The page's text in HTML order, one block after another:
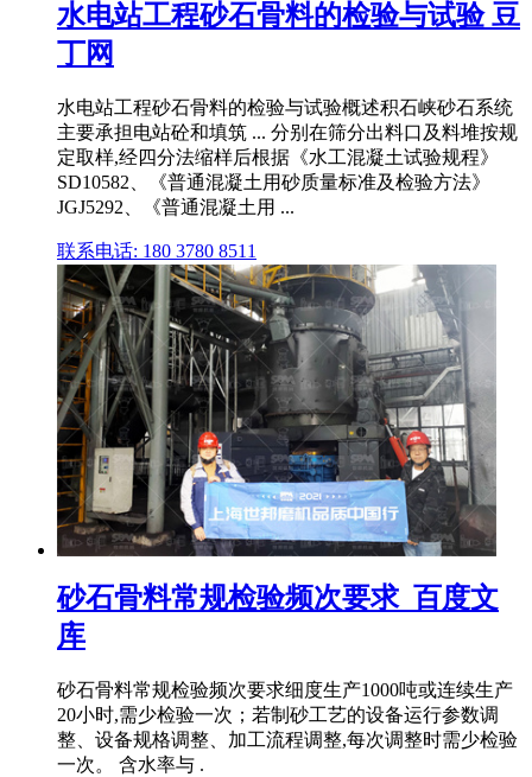
水电站工程砂石骨料的检验与试验 豆
丁网
水电站工程砂石骨料的检验与试验概述积石峡砂石系统
主要承担电站砼和填筑 ... 分别在筛分出料口及料堆按规
定取样,经四分法缩样后根据《水工混凝土试验规程》
SD10582、《普通混凝土用砂质量标准及检验方法》
JGJ5292、《普通混凝土用 ...
联系电话: 180 3780 8511
砂石骨料常规检验频次要求_百度文
库
砂石骨料常规检验频次要求细度生产1000吨或连续生产
20小时,需少检验一次；若制砂工艺的设备运行参数调
整、设备规格调整、加工流程调整,每次调整时需少检验
一次。 含水率与 .